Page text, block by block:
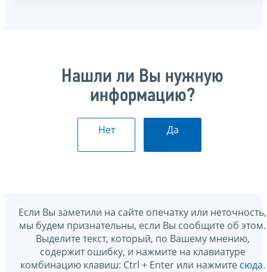
Нашли ли Вы нужную
информацию?
Нет Да
Если Вы заметили на сайте опечатку или неточность,
мы будем признательны, если Вы сообщите об этом.
Выделите текст, который, по Вашему мнению,
содержит ошибку, и нажмите на клавиатуре
комбинацию клавиш: Ctrl + Enter или нажмите сюда.